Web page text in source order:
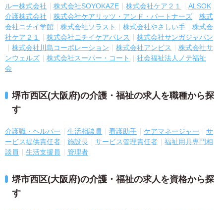
ルー株式会社
株式会社SOYOKAZE 株式会社ケア２１
ALSOK
介護株式会社
株式会社ケアリッツ・アンド・パートナーズ
株式
会社ニチイ学館
株式会社ソラスト 株式会社やさしい手
株式会
社ケア２１
株式会社ニチイケアパレス
株式会社サンガジャパン
株式会社川島コーポレーション
株式会社アンビス
株式会社サ
ンウェルズ
株式会社スーパー・コート
社会福祉法人ノテ福祉
会
堺市西区(大阪府)の介護・福祉の求人を職種から探
す
介護職・ヘルパー 生活相談員 看護助手 ケアマネージャー
サ
ービス提供責任者
施設長 サービス管理責任者
福祉用具専門相
談員
生活支援員 管理者
堺市西区(大阪府)の介護・福祉の求人を資格から探
す